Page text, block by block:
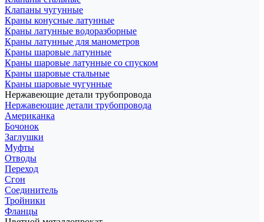
Клапаны чугунные
Краны конусные латунные
Краны латунные водоразборные
Краны латунные для манометров
Краны шаровые латунные
Краны шаровые латунные со спуском
Краны шаровые стальные
Краны шаровые чугунные
Нержавеющие детали трубопровода
Нержавеющие детали трубопровода
Американка
Бочонок
Заглушки
Муфты
Отводы
Переход
Сгон
Соединитель
Тройники
Фланцы